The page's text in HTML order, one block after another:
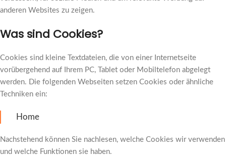
anderen Websites zu zeigen.
Was sind Cookies?
Cookies sind kleine Textdateien, die von einer Internetseite
vorübergehend auf Ihrem PC, Tablet oder Mobiltelefon abgelegt
werden. Die folgenden Webseiten setzen Cookies oder ähnliche
Techniken ein:
Home
Nachstehend können Sie nachlesen, welche Cookies wir verwenden
und welche Funktionen sie haben.